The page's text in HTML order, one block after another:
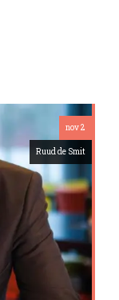
nov 2
Ruud de Smit